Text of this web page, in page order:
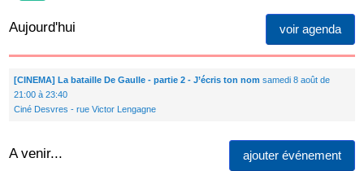
voir agenda
Aujourd'hui
[CINEMA] La bataille De Gaulle - partie 2 - J’écris ton nom samedi 8 août de
21:00 à 23:40
Ciné Desvres - rue Victor Lengagne
A venir... ajouter événement